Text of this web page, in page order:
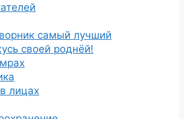
самый лучший
своей роднёй!
лицах